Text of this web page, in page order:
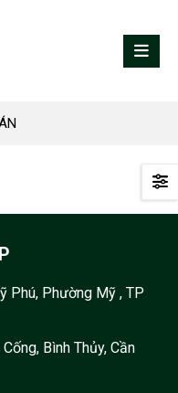
Phú, Phường Mỹ , TP
Bình Thủy, Cần